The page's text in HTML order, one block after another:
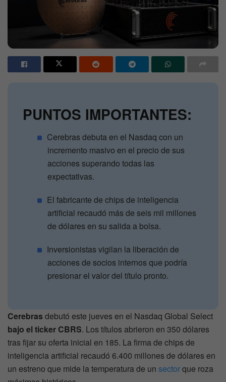
PUNTOS IMPORTANTES:
Cerebras debuta en el Nasdaq con un
incremento masivo en el precio de sus
acciones superando todas las
expectativas.
El fabricante de chips de inteligencia
artificial recaudó más de seis mil millones
de dólares en su salida a bolsa.
Inversionistas vigilan la liberación de
acciones de socios internos que podría
presionar el valor del título pronto.
Cerebras debutó este jueves en el Nasdaq Global Select
bajo el ticker CBRS. Los títulos abrieron en 350 dólares
tras fijar su oferta inicial en 185. La firma de chips de
inteligencia artificial recaudó 6.400 millones de dólares en
un estreno que mide la temperatura de un sectorque roza